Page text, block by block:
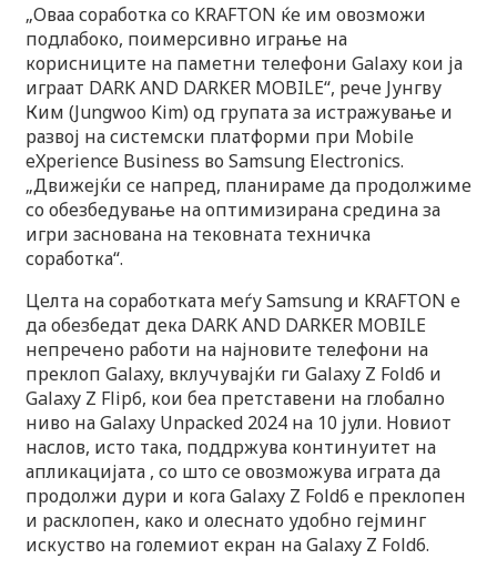
„Оваа соработка со KRAFTON ќе им овозможи
подлабоко, поимерсивно играње на
корисниците на паметни телефони Galaxy кои ја
играат DARK AND DARKER MOBILE“, рече Јунгву
Ким (Jungwoo Kim) од групата за истражување и
развој на системски платформи при Mobile
eXperience Business во Samsung Electronics.
„Движејќи се напред, планираме да продолжиме
со обезбедување на оптимизирана средина за
игри заснована на тековната техничка
соработка“.
Целта на соработката меѓу Samsung и KRAFTON е
да обезбедат дека DARK AND DARKER MOBILE
непречено работи на најновите телефони на
преклоп Galaxy, вклучувајќи ги Galaxy Z Fold6 и
Galaxy Z Flip6, кои беа претставени на глобално
ниво на Galaxy Unpacked 2024 на 10 јули. Новиот
наслов, исто така, поддржува континуитет на
апликацијата , со што се овозможува играта да
продолжи дури и кога Galaxy Z Fold6 е преклопен
и расклопен, како и олеснато удобно гејминг
искуство на големиот екран на Galaxy Z Fold6.